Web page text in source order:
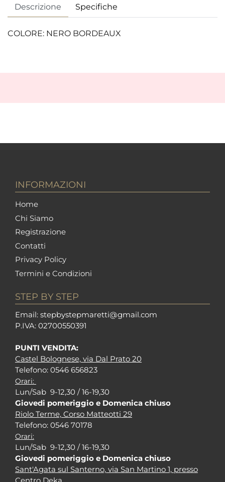
Descrizione Specifiche
COLORE: NERO BORDEAUX
INFORMAZIONI
Home
Chi Siamo
Registrazione
Contatti
Privacy Policy
Termini e Condizioni
STEP BY STEP
Email: stepbystepmaretti@gmail.com
P.IVA: 02700550391
PUNTI VENDITA:
Castel Bolognese, via Dal Prato 20
Telefono: 0546 656823
Orari:
Lun/Sab 9-12,30 / 16-19,30
Giovedi pomeriggio e Domenica chiuso
Riolo Terme, Corso Matteotti 29
Telefono: 0546 70178
Orari:
Lun/Sab 9-12,30 / 16-19,30
Giovedi pomeriggio e Domenica chiuso
Sant'Agata sul Santerno, via San Martino 1, presso